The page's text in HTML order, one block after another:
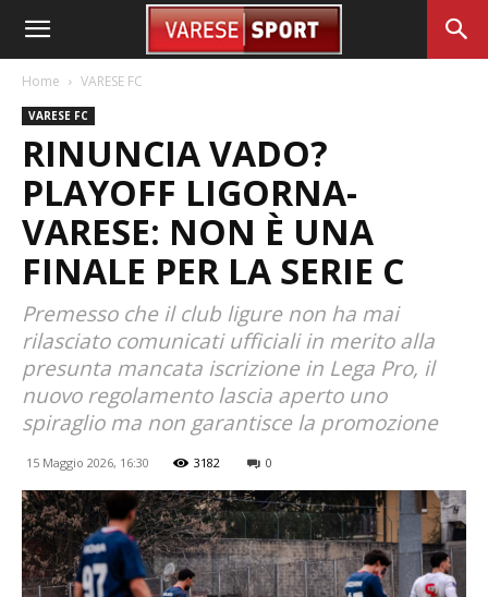
Home VARESE FC
VARESE FC
RINUNCIA VADO?
PLAYOFF LIGORNA-
VARESE: NON È UNA
FINALE PER LA SERIE C
Premesso che il club ligure non ha mai
rilasciato comunicati ufficiali in merito alla
presunta mancata iscrizione in Lega Pro, il
nuovo regolamento lascia aperto uno
spiraglio ma non garantisce la promozione
15 Maggio 2026, 16:30 3182 0